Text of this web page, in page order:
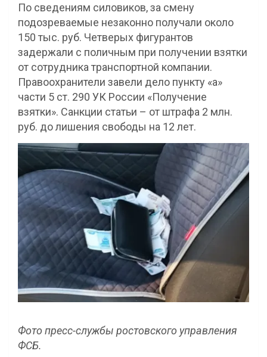
По сведениям силовиков, за смену
подозреваемые незаконно получали около
150 тыс. руб. Четверых фигурантов
задержали с поличным при получении взятки
от сотрудника транспортной компании.
Правоохранители завели дело пункту «а»
части 5 ст. 290 УК России «Получение
взятки». Санкции статьи – от штрафа 2 млн.
руб. до лишения свободы на 12 лет.
Фото пресс-службы ростовского управления
ФСБ.